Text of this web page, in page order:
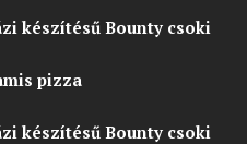
készítésű Bounty csoki
pizza
készítésű Bounty csoki